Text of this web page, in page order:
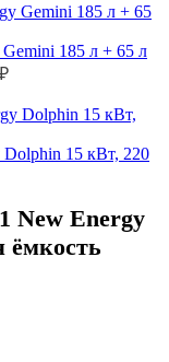
185 л + 65 л
₽
Dolphin 15 кВт, 220
New Energy
ёмкость